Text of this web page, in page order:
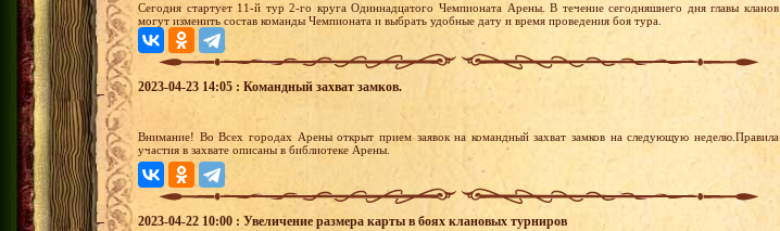
Сегодня стартует 11-й тур 2-го круга Одиннадцатого Чемпионата Арены. В течение сегодняшнего дня главы кланов
могут изменить состав команды Чемпионата и выбрать удобные дату и время проведения боя тура.
2023-04-23 14:05 : Командный захват замков.
Внимание! Во Всех городах Арены открыт прием заявок на командный захват замков на следующую неделю.Правила
участия в захвате описаны в библиотеке Арены.
2023-04-22 10:00 : Увеличение размера карты в боях клановых турниров